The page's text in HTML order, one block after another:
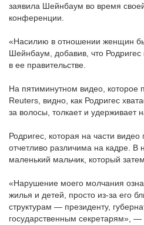
заявила Шейнбаум во время
конференции.
«Насилию в отношении женщин
Шейнбаум, добавив, что
в ее правительстве.
На пятиминутном видео, которое
Reuters, видно, как Родригес
за волосы, толкает и удерживает
Родригес, которая на части видео
отчетливо различима на кадре. В
маленький мальчик, который
«Нарушение моего молчания
жилья и детей, просто из-за его
структурам — президенту,
государственным секретарям», —